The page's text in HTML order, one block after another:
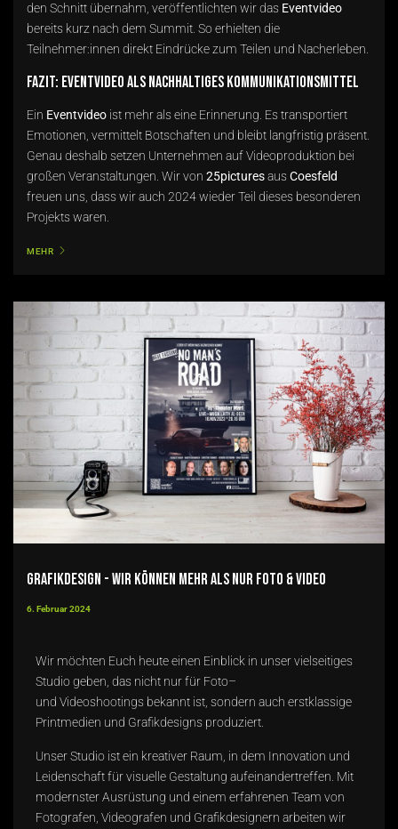
den Schnitt übernahm, veröffentlichten wir das Eventvideo
bereits kurz nach dem Summit. So erhielten die
Teilnehmer:innen direkt Eindrücke zum Teilen und Nacherleben.
Fazit: Eventvideo als nachhaltiges Kommunikationsmittel
Ein Eventvideo ist mehr als eine Erinnerung. Es transportiert
Emotionen, vermittelt Botschaften und bleibt langfristig präsent.
Genau deshalb setzen Unternehmen auf Videoproduktion bei
großen Veranstaltungen. Wir von 25picturesausCoesfeld
freuen uns, dass wir auch 2024 wieder Teil dieses besonderen
Projekts waren.
MEHR
Grafikdesign - wir können mehr als nur Foto & Video
6. Februar 2024
Wir möchten Euch heute einen Einblick in unser vielseitiges
Studio geben, das nicht nur für Foto–
und Videoshootings bekannt ist, sondern auch erstklassige
Printmedien und Grafikdesigns produziert.
Unser Studio ist ein kreativer Raum, in dem Innovation und
Leidenschaft für visuelle Gestaltung aufeinandertreffen. Mit
modernster Ausrüstung und einem erfahrenen Team von
Fotografen, Videografen und Grafikdesignern arbeiten wir